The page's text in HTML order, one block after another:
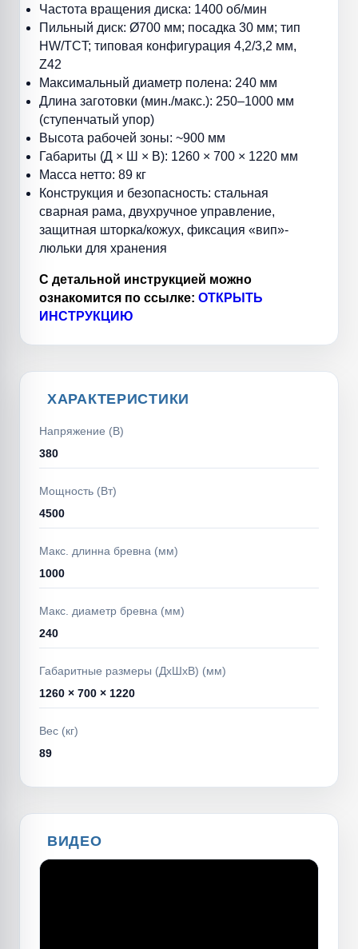
Частота вращения диска: 1400 об/мин
Пильный диск: Ø700 мм; посадка 30 мм; тип
HW/TCT; типовая конфигурация 4,2/3,2 мм,
Z42
Максимальный диаметр полена: 240 мм
Длина заготовки (мин./макс.): 250–1000 мм
(ступенчатый упор)
Высота рабочей зоны: ~900 мм
Габариты (Д × Ш × В): 1260 × 700 × 1220 мм
Масса нетто: 89 кг
Конструкция и безопасность: стальная
сварная рама, двухручное управление,
защитная шторка/кожух, фиксация «вип»-
люльки для хранения
С детальной инструкцией можно
ознакомится по ссылке: ОТКРЫТЬ
ИНСТРУКЦИЮ
ХАРАКТЕРИСТИКИ
Напряжение (В)
380
Мощность (Вт)
4500
Макс. длинна бревна (мм)
1000
Макс. диаметр бревна (мм)
240
Габаритные размеры (ДхШхВ) (мм)
1260 × 700 × 1220
Вес (кг)
89
ВИДЕО